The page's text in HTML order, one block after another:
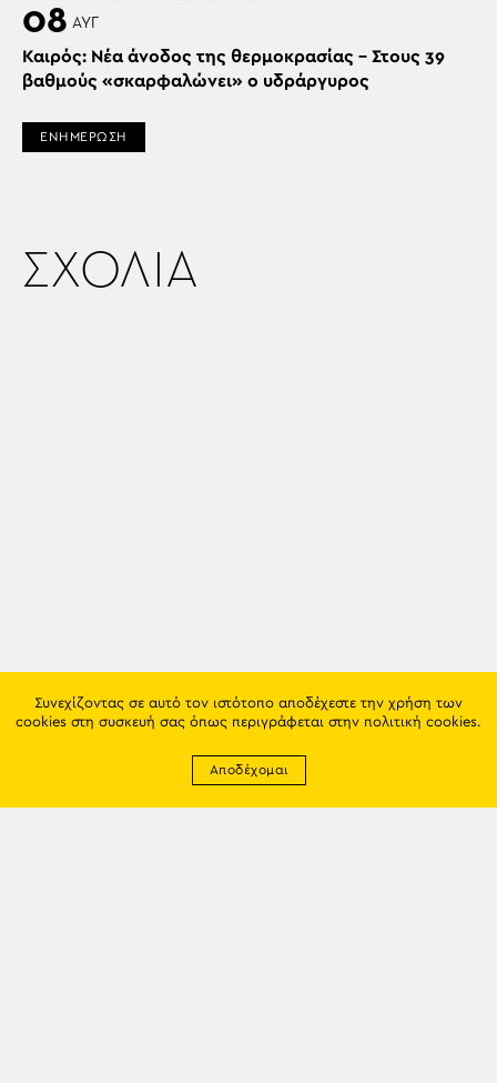
08 ΑΥΓ
Καιρός: Νέα άνοδος της θερμοκρασίας – Στους 39
βαθμούς «σκαρφαλώνει» ο υδράργυρος
ΕΝΗΜΕΡΩΣΗ
ΣΧΟΛΙΑ
Συνεχίζοντας σε αυτό τον ιστότοπο αποδέχεστε την χρήση των
cookies στη συσκευή σας όπως περιγράφεται στην πολιτική cookies.
Αποδέχομαι